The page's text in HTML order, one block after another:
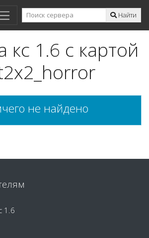
Найти
кс 1.6 с картой
не найдено
1.6